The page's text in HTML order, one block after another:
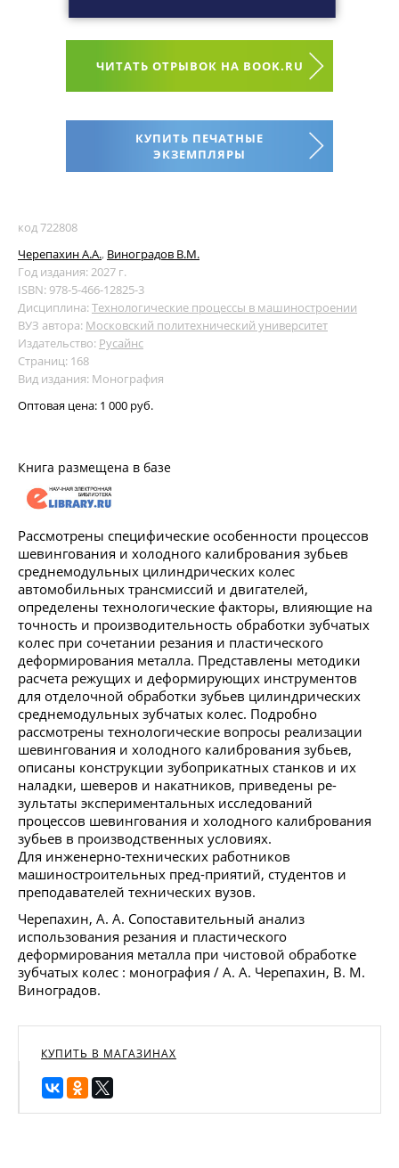
ЧИТАТЬ ОТРЫВОК НА BOOK.RU
КУПИТЬ ПЕЧАТНЫЕ
ЭКЗЕМПЛЯРЫ
код 722808
Черепахин А.А., Виноградов В.М.
Год издания: 2027 г.
ISBN: 978-5-466-12825-3
Дисциплина:Технологические процессы в машиностроении
ВУЗ автора: Московский политехнический университет
Издательство: Русайнс
Страниц: 168
Вид издания: Монография
Оптовая цена: 1 000 руб.
Книга размещена в базе
Рассмотрены специфические особенности процессов
шевингования и холодного калибрования зубьев
среднемодульных цилиндрических колес
автомобильных трансмиссий и двигателей,
определены технологические факторы, влияющие на
точность и производительность обработки зубчатых
колес при сочетании резания и пластического
деформирования металла. Представлены методики
расчета режущих и деформирующих инструментов
для отделочной обработки зубьев цилиндрических
среднемодульных зубчатых колес. Подробно
рассмотрены технологические вопросы реализации
шевингования и холодного калибрования зубьев,
описаны конструкции зубоприкатных станков и их
наладки, шеверов и накатников, приведены ре-
зультаты экспериментальных исследований
процессов шевингования и холодного калибрования
зубьев в производственных условиях.
Для инженерно-технических работников
машиностроительных пред-приятий, студентов и
преподавателей технических вузов.
Черепахин, А. А. Сопоставительный анализ
использования резания и пластического
деформирования металла при чистовой обработке
зубчатых колес : монография / А. А. Черепахин, В. М.
Виноградов.
КУПИТЬ В МАГАЗИНАХ